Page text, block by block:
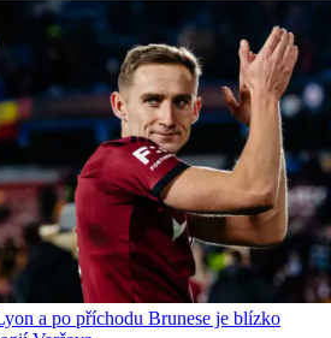
a po příchodu Brunese je blízko